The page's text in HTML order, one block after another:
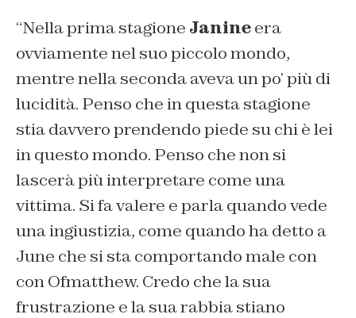
“Nella prima stagione Janineera
ovviamente nel suo piccolo mondo,
mentre nella seconda aveva un po’ più di
lucidità. Penso che in questa stagione
stia davvero prendendo piede su chi è lei
in questo mondo. Penso che non si
lascerà più interpretare come una
vittima. Si fa valere e parla quando vede
una ingiustizia, come quando ha detto a
June che si sta comportando male con
con Ofmatthew. Credo che la sua
frustrazione e la sua rabbia stiano